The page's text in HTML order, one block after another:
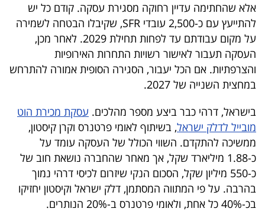
פעולה
דרושים
מייל
אדום
פרסמו
אלא שהחתימה עדיין רחוקה מסגירת עסקה. קודם כל יש
להתייעץ עם כ-2,500 עובדי SFR, שקיבלו הבטחה לשמירה
על מקום עבודתם עד לפחות תחילת 2029. לאחר מכן,
העסקה תעבור לאישור רשויות התחרות האירופיות
והצרפתיות. אם הכל יעבור, הסגירה הסופית אמורה להתרחש
במחצית השנייה של 2027.
בישראל, דרהי כבר ביצע מספר מהלכים. עסקת מכירת הוט
מובייל לדלק ישראל, בשיתוף לאומי פרטנרס וקרן קיסטון,
ממשיכה להתקדם. השווי הכולל של העסקה עומד על
כ-1.88 מיליארד שקל, אך מאחר שהחברה נושאת חוב של
כ-550 מיליון שקל, הסכום הנקי שיזרום לכיסי דרהי נמוך
בהרבה. על פי המתווה המסתמן, דלק ישראל וקיסטון יחזיקו
בכ-40% כל אחת, ולאומי פרטנרס ב-20% הנותרים.